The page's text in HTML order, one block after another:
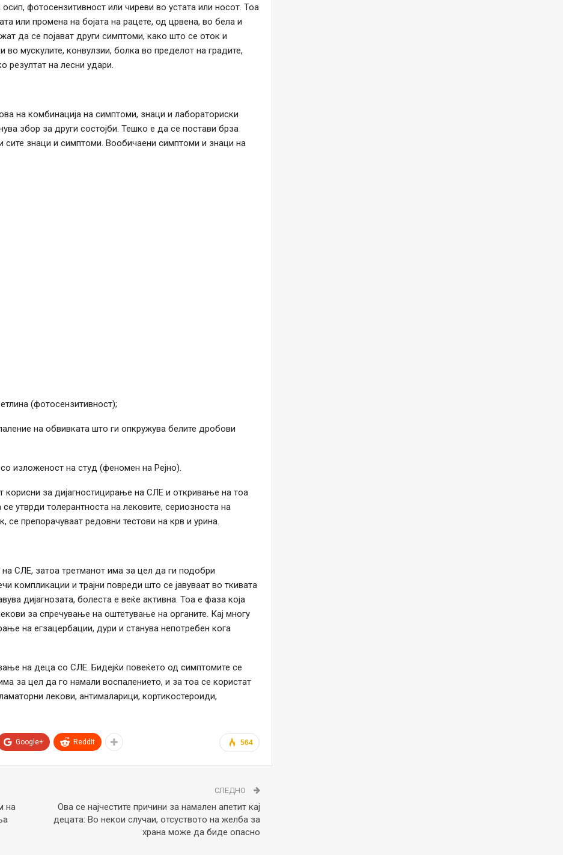
фотосензитивност или чиреви во устата или носот. Тоа
или промена на бојата на рацете, од црвена, во бела и
да се појават други симптоми, како што се оток и
во мускулите, конвулзии, болка во пределот на градите,
резултат на лесни удари.
на комбинација на симптоми, знаци и лабораториски
збор за други состојби. Тешко е да се постави брза
сите знаци и симптоми. Вообичаeни симптоми и знаци на
(фотосензитивност);
на обвивката што ги опкружува белите дробови
со изложеност на студ (феномен на Рејно).
за дијагностицирање на СЛЕ и откривање на тоа
утврди толерантноста на лековите, сериозноста на
се препорачуваат редовни тестови на крв и урина.
СЛЕ, затоа третманот има за цел да ги подобри
компликации и трајни повреди што се јавуваат во ткивата
дијагнозата, болеста е веќе активна. Тоа е фаза која
за спречување на оштетување на органите. Кај многу
на егзацербации, дури и станува непотребен кога
на деца со СЛЕ. Бидејќи повеќето од симптомите се
за цел да го намали воспалението, и за тоа се користат
лекови, антималарици, кортикостероиди,
564
Google+ ReddIt
на
СЛЕДНО
Ова се најчестите причини за намален апетит кај
децата: Во некои случаи, отсуството на желба за
храна може да биде опасно